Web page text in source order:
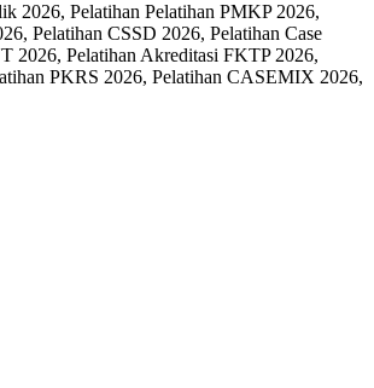
2026, Pelatihan Pelatihan PMKP 2026,
Pelatihan CSSD 2026, Pelatihan Case
2026, Pelatihan Akreditasi FKTP 2026,
PKRS 2026, Pelatihan CASEMIX 2026,